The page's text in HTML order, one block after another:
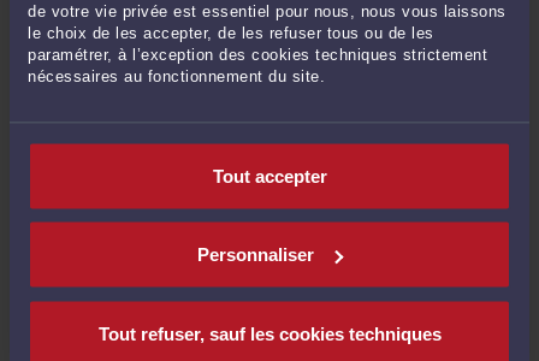
de votre vie privée est essentiel pour nous, nous vous laissons
le choix de les accepter, de les refuser tous ou de les
paramétrer, à l’exception des cookies techniques strictement
nécessaires au fonctionnement du site.
Tout accepter
Personnaliser
Tout refuser, sauf les cookies techniques
ALIS :« Deutschlands vertrauenswürdigster legaler IPTV-Anbieter. IPTV kaufen -
... »
Le 22 mai 2026 à 18:12 surExcès de vitesse +42 km/h : ...
Le 22 mai 2026 à 18:12surExcès de vitesse +42 km/h : ...
« Osta IPTV Finland – 25 000+ kanavaa HD & 4K. Vakaa yhteys, välitön ... »
Le 22 mai 2026 à 18:11surPV à la volée pour non-respect ...
« Deutschlands vertrauenswürdigster legaler IPTV-Anbieter. IPTV kaufen -
Le 22 mai 2026 à 18:11surPV à la volée pour non-respect ...